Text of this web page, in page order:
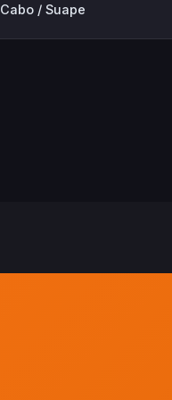
Cabo / Suape